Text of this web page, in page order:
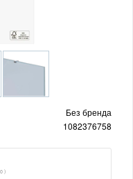
Без бренда
1082376758
)